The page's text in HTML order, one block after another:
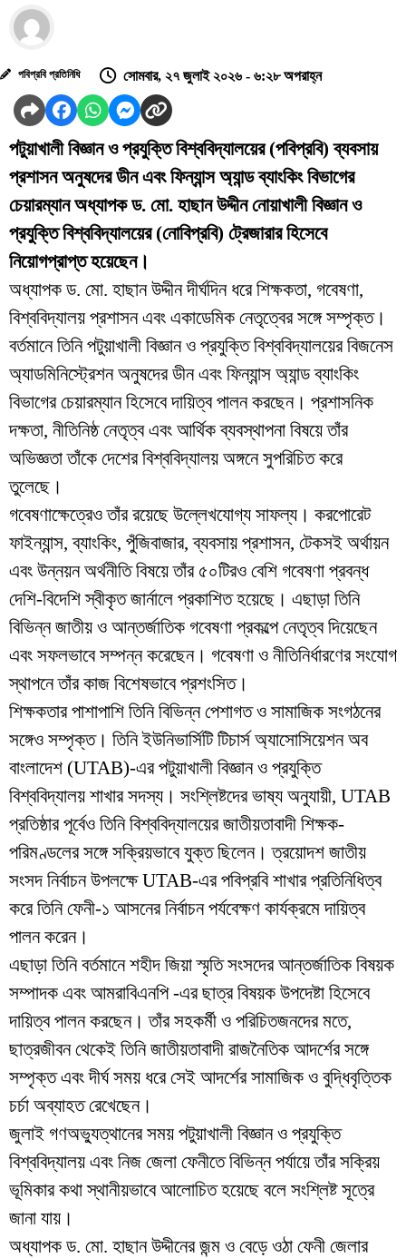
পবিপ্রবি প্রতিনিধি সোমবার, ২৭ জুলাই ২০২৬ - ৬:২৮ অপরাহ্ন
পটুয়াখালী বিজ্ঞান ও প্রযুক্তি বিশ্ববিদ্যালয়ের (পবিপ্রবি) ব্যবসায়
প্রশাসন অনুষদের ডীন এবং ফিন্যান্স অ্যান্ড ব্যাংকিং বিভাগের
চেয়ারম্যান অধ্যাপক ড. মো. হাছান উদ্দীন নোয়াখালী বিজ্ঞান ও
প্রযুক্তি বিশ্ববিদ্যালয়ের (নোবিপ্রবি) ট্রেজারার হিসেবে
নিয়োগপ্রাপ্ত হয়েছেন।
অধ্যাপক ড. মো. হাছান উদ্দীন দীর্ঘদিন ধরে শিক্ষকতা, গবেষণা,
বিশ্ববিদ্যালয় প্রশাসন এবং একাডেমিক নেতৃত্বের সঙ্গে সম্পৃক্ত।
বর্তমানে তিনি পটুয়াখালী বিজ্ঞান ও প্রযুক্তি বিশ্ববিদ্যালয়ের বিজনেস
অ্যাডমিনিস্ট্রেশন অনুষদের ডীন এবং ফিন্যান্স অ্যান্ড ব্যাংকিং
বিভাগের চেয়ারম্যান হিসেবে দায়িত্ব পালন করছেন। প্রশাসনিক
দক্ষতা, নীতিনিষ্ঠ নেতৃত্ব এবং আর্থিক ব্যবস্থাপনা বিষয়ে তাঁর
অভিজ্ঞতা তাঁকে দেশের বিশ্ববিদ্যালয় অঙ্গনে সুপরিচিত করে
তুলেছে।
গবেষণাক্ষেত্রেও তাঁর রয়েছে উল্লেখযোগ্য সাফল্য। করপোরেট
ফাইন্যান্স, ব্যাংকিং, পুঁজিবাজার, ব্যবসায় প্রশাসন, টেকসই অর্থায়ন
এবং উন্নয়ন অর্থনীতি বিষয়ে তাঁর ৫০টিরও বেশি গবেষণা প্রবন্ধ
দেশি-বিদেশি স্বীকৃত জার্নালে প্রকাশিত হয়েছে। এছাড়া তিনি
বিভিন্ন জাতীয় ও আন্তর্জাতিক গবেষণা প্রকল্পে নেতৃত্ব দিয়েছেন
এবং সফলভাবে সম্পন্ন করেছেন। গবেষণা ও নীতিনির্ধারণের সংযোগ
স্থাপনে তাঁর কাজ বিশেষভাবে প্রশংসিত।
শিক্ষকতার পাশাপাশি তিনি বিভিন্ন পেশাগত ও সামাজিক সংগঠনের
সঙ্গেও সম্পৃক্ত। তিনি ইউনিভার্সিটি টিচার্স অ্যাসোসিয়েশন অব
বাংলাদেশ (UTAB)-এর পটুয়াখালী বিজ্ঞান ও প্রযুক্তি
বিশ্ববিদ্যালয় শাখার সদস্য। সংশ্লিষ্টদের ভাষ্য অনুযায়ী, UTAB
প্রতিষ্ঠার পূর্বেও তিনি বিশ্ববিদ্যালয়ের জাতীয়তাবাদী শিক্ষক-
পরিমণ্ডলের সঙ্গে সক্রিয়ভাবে যুক্ত ছিলেন। ত্রয়োদশ জাতীয়
সংসদ নির্বাচন উপলক্ষে UTAB-এর পবিপ্রবি শাখার প্রতিনিধিত্ব
করে তিনি ফেনী-১ আসনের নির্বাচন পর্যবেক্ষণ কার্যক্রমে দায়িত্ব
পালন করেন।
এছাড়া তিনি বর্তমানে শহীদ জিয়া স্মৃতি সংসদের আন্তর্জাতিক বিষয়ক
সম্পাদক এবং আমরাবিএনপি -এর ছাত্র বিষয়ক উপদেষ্টা হিসেবে
দায়িত্ব পালন করছেন। তাঁর সহকর্মী ও পরিচিতজনদের মতে,
ছাত্রজীবন থেকেই তিনি জাতীয়তাবাদী রাজনৈতিক আদর্শের সঙ্গে
সম্পৃক্ত এবং দীর্ঘ সময় ধরে সেই আদর্শের সামাজিক ও বুদ্ধিবৃত্তিক
চর্চা অব্যাহত রেখেছেন।
জুলাই গণঅভ্যুত্থানের সময় পটুয়াখালী বিজ্ঞান ও প্রযুক্তি
বিশ্ববিদ্যালয় এবং নিজ জেলা ফেনীতে বিভিন্ন পর্যায়ে তাঁর সক্রিয়
ভূমিকার কথা স্থানীয়ভাবে আলোচিত হয়েছে বলে সংশ্লিষ্ট সূত্রে
জানা যায়।
অধ্যাপক ড. মো. হাছান উদ্দীনের জন্ম ও বেড়ে ওঠা ফেনী জেলার